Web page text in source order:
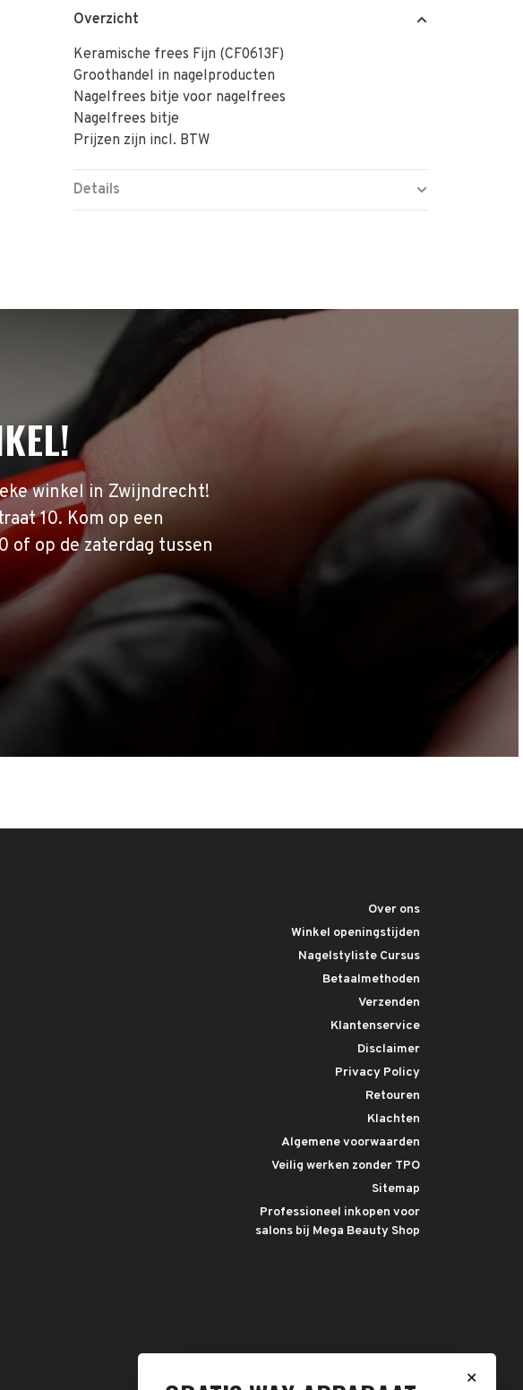
Overzicht
Keramische frees Fijn (CF0613F)
Groothandel in nagelproducten
Nagelfrees bitje voor nagelfrees
Nagelfrees bitje
Prijzen zijn incl. BTW
Details
winkel in Zwijndrecht!
10. Kom op een
of op de zaterdag tussen
Over ons
Winkel openingstijden
Nagelstyliste Cursus
Betaalmethoden
Verzenden
Klantenservice
Disclaimer
Privacy Policy
Retouren
Klachten
Algemene voorwaarden
Veilig werken zonder TPO
Sitemap
Professioneel inkopen voor
salons bij Mega Beauty Shop
✕